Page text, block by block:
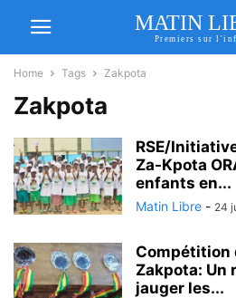
MATIN
Premiers sur
Home Tags Zakpota
Zakpota
RSE/
Za-Kpota
enfants en...
Matin Libre - 24
Compétition
Zakpota: Un
jauger les...